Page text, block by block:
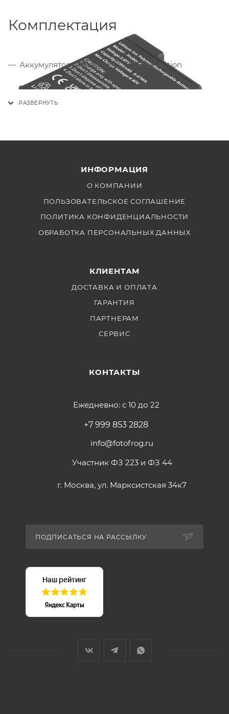
Комплектация
Аккумулятор Probty для DJI Osmo Action
ИНФОРМАЦИЯ
О КОМПАНИИ
ПОЛЬЗОВАТЕЛЬСКОЕ СОГЛАШЕНИЕ
ПОЛИТИКА КОНФИДЕНЦИАЛЬНОСТИ
ОБРАБОТКА ПЕРСОНАЛЬНЫХ ДАННЫХ
КЛИЕНТАМ
ДОСТАВКА И ОПЛАТА
ГАРАНТИЯ
ПАРТНЕРАМ
СЕРВИС
КОНТАКТЫ
Ежедневно: с 10 до 22
+7 999 853 2828
info@fotofrog.ru
Участник ФЗ 223 и ФЗ 44
г. Москва, ул. Марксистская 34к7
ПОДПИСАТЬСЯ НА РАССЫЛКУ